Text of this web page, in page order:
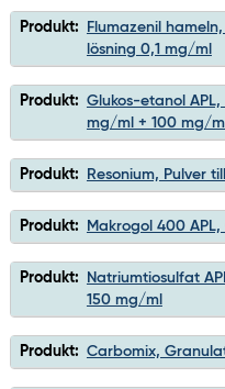
Produkt:
Flumazenil
lösning 0,1 mg/ml
Produkt: Glukos-etanol
mg/ml + 100 mg/ml
Produkt: Resonium, Pulver
Produkt: Makrogol 400
Produkt:
Natriumtiosulfat
150 mg/ml
Produkt: Carbomix,